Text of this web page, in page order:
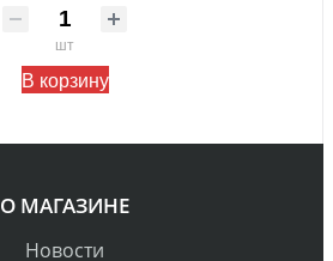
шт
В корзину
О МАГАЗИНЕ
Новости